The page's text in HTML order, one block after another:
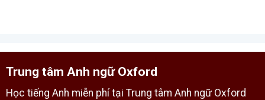
Trung tâm Anh ngữ Oxford
Học tiếng Anh miễn phí tại Trung tâm Anh ngữ Oxford